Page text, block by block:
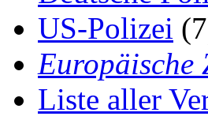
US-Polizei
Europäische
Liste aller